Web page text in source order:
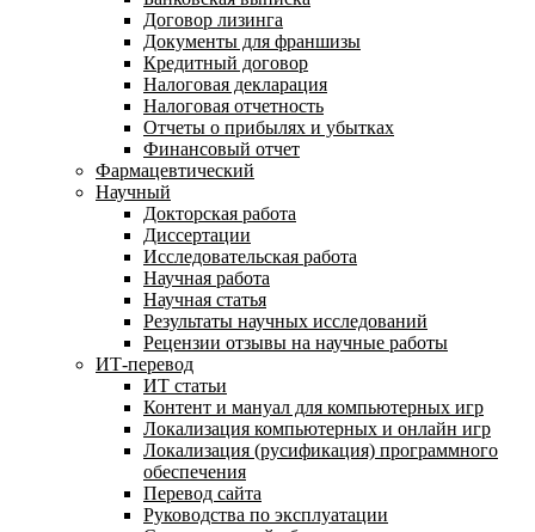
Договор лизинга
Документы для франшизы
Кредитный договор
Налоговая декларация
Налоговая отчетность
Отчеты о прибылях и убытках
Финансовый отчет
Фармацевтический
Научный
Докторская работа
Диссертации
Исследовательская работа
Научная работа
Научная статья
Результаты научных исследований
Рецензии отзывы на научные работы
ИТ-перевод
ИТ статьи
Контент и мануал для компьютерных игр
Локализация компьютерных и онлайн игр
Локализация (русификация) программного
обеспечения
Перевод сайта
Руководства по эксплуатации